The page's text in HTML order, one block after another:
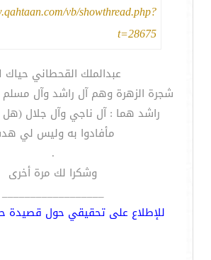
vb/showthread.php?
t=28675
عبدالملك القحطاني حياك
شجرة الزهرة وهم آل راشد وآل
راشد هما : آل ناجي وآل جلال
مأفادوا به وليس لي
.
وشكرا لك مرة أخرى
__________________
للإطلاع على تحقيقي حول قصيدة